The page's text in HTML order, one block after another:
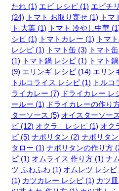
たれ (1) エビ レシピ (1) エビチ
(24) トマト お取り寄せ (1) トマ
ト 大葉 (1) トマト 冷やし中華
シピ (1) トマトカレー (1) トマ
レシピ (1) トマト缶 (3) トマト
(1) トマト鍋 レシピ (1) トマト
(9) エリンギ レシピ (14) エリン
トルコライス レシピ (1) トルコ
ライカレー (7) ドライカレー レ
ールー (1) ドライカレーの作り
ターソース (5) オイスターソー
ピ (12) オクラ レシピ (1) オク
ピ (5) ナポリタン (2) ナポリタ
タロー (1) ナポリタンの作り方
ピ (1) オムライス 作り方 (1) ナ
ツ ふわふわ (1) オムレツ レシピ
(1) カツカレー レシピ (1) カツ